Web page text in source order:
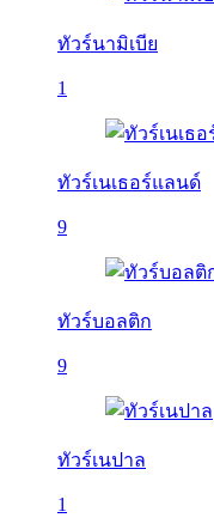
ทัวร์นามิเบีย
1
ทัวร์เนเธอร์แลนด์
9
ทัวร์บอลติก
9
ทัวร์เนปาล
1